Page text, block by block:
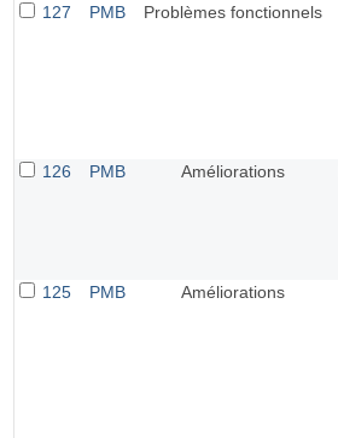
127
PMB Problèmes fonctionnels
126
PMB Améliorations
125
PMB Améliorations